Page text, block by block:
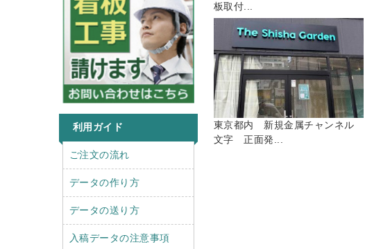
利用ガイド
r
ご注文の流れ
データの作り方
データの送り方
入稿データの注意事項
板取付...
東京都内 新規金属チャンネル
文字 正面発...